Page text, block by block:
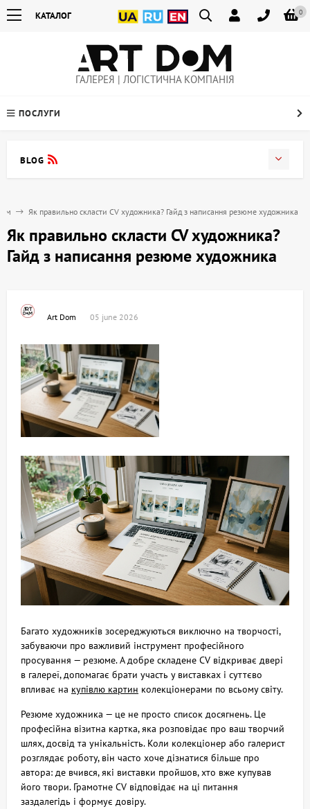
0
КАТАЛОГ
ГАЛЕРЕЯ | ЛОГІСТИЧНА КОМПАНІЯ
ПОСЛУГИ
Як правильно скласти CV художника? Гайд з написання резюме художника
Як правильно скласти CV художника?
Гайд з написання резюме художника
Art Dom 05 june 2026
Багато художників зосереджуються виключно на творчості,
забуваючи про важливий інструмент професійного
просування — резюме. А добре складене CV відкриває двері
в галереї, допомагає брати участь у виставках і суттєво
впливає на купівлю картин колекціонерами по всьому світу.
Резюме художника — це не просто список досягнень. Це
професійна візитна картка, яка розповідає про ваш творчий
шлях, досвід та унікальність. Коли колекціонер або галерист
розглядає роботу, він часто хоче дізнатися більше про
автора: де вчився, які виставки пройшов, хто вже купував
його твори. Грамотне CV відповідає на ці питання
заздалегідь і формує довіру.
BLOG